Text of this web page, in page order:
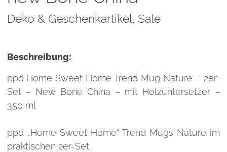
Deko & Geschenkartikel, Sale
Beschreibung:
ppd Home Sweet Home Trend Mug Nature – 2er-
Set – New Bone China – mit Holzuntersetzer –
350 ml
ppd „Home Sweet Home“ Trend Mugs Nature im
praktischen 2er-Set.